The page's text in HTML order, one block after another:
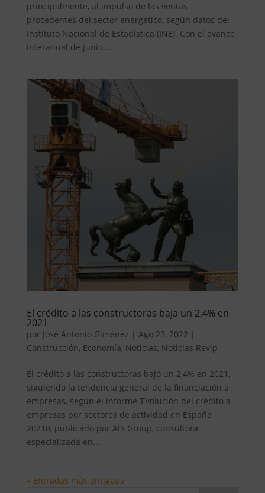
principalmente, al impulso de las ventas
procedentes del sector energético, según datos del
Instituto Nacional de Estadística (INE). Con el avance
interanual de junio,...
El crédito a las constructoras baja un 2,4% en
2021
por José Antonio Giménez | Ago 23, 2022 |
Construcción, Economía, Noticias, Noticias Revip
El crédito a las constructoras bajó un 2,4% en 2021,
siguiendo la tendencia general de la financiación a
empresas, según el informe ‘Evolución del crédito a
empresas por sectores de actividad en España
20210, publicado por AIS Group, consultora
especializada en...
« Entradas más antiguas